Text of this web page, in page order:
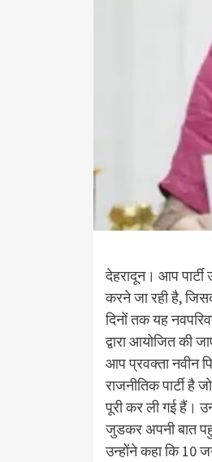
देहरादून। आप
करने जा रही है,
दिनों तक यह
द्वारा आयोजित की
आप प्रवक्ता नवीन
राजनीतिक पार्टी
पूरी कर ली गई हैं।
जुडकर अपनी बात
उन्होंने कहा कि 10